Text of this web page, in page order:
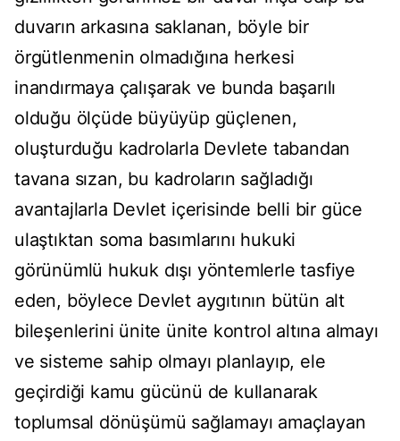
duvarın arkasına saklanan, böyle bir
örgütlenmenin olmadığına herkesi
inandırmaya çalışarak ve bunda başarılı
olduğu ölçüde büyüyüp güçlenen,
oluşturduğu kadrolarla Devlete tabandan
tavana sızan, bu kadroların sağladığı
avantajlarla Devlet içerisinde belli bir güce
ulaştıktan soma basımlarını hukuki
görünümlü hukuk dışı yöntemlerle tasfiye
eden, böylece Devlet aygıtının bütün alt
bileşenlerini ünite ünite kontrol altına almayı
ve sisteme sahip olmayı planlayıp, ele
geçirdiği kamu gücünü de kullanarak
toplumsal dönüşümü sağlamayı amaçlayan